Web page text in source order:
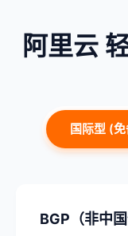
阿里云
国际型 (
BGP（非中